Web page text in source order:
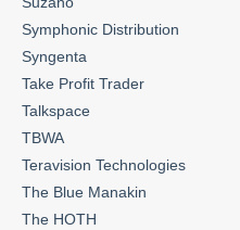
Symphonic Distribution
Syngenta
Take Profit Trader
Talkspace
TBWA
Teravision Technologies
The Blue Manakin
The HOTH